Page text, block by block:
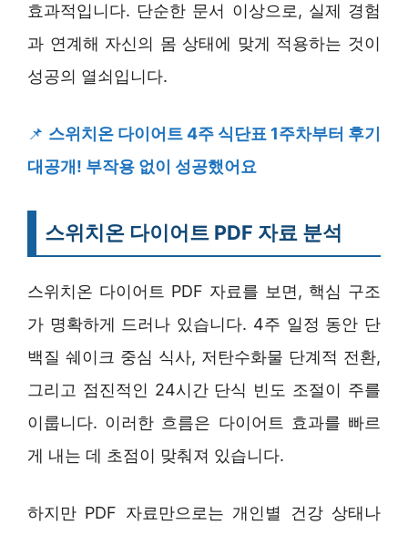
효과적입니다. 단순한 문서 이상으로, 실제 경험
과 연계해 자신의 몸 상태에 맞게 적용하는 것이
성공의 열쇠입니다.
📌 스위치온 다이어트 4주 식단표 1주차부터 후기
대공개! 부작용 없이 성공했어요
스위치온 다이어트 PDF 자료 분석
스위치온 다이어트 PDF 자료를 보면, 핵심 구조
가 명확하게 드러나 있습니다. 4주 일정 동안 단
백질 쉐이크 중심 식사, 저탄수화물 단계적 전환,
그리고 점진적인 24시간 단식 빈도 조절이 주를
이룹니다. 이러한 흐름은 다이어트 효과를 빠르
게 내는 데 초점이 맞춰져 있습니다.
하지만 PDF 자료만으로는 개인별 건강 상태나